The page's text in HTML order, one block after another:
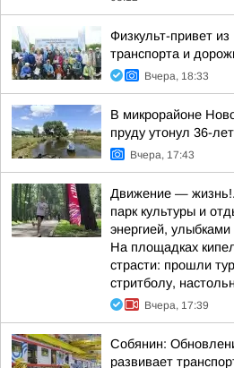
Физкульт-привет
транспорта и
Вчера, 18:33
В микрорайоне
пруду утонул 36-
Вчера, 17:43
Движение —
парк культуры и
энергией,
На площадках
страсти: прошли
стритболу,
Вчера, 17:39
Собянин:
развивает